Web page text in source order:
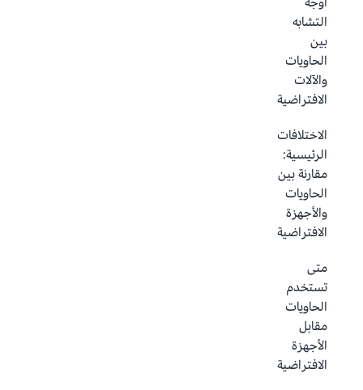
التشابه
بين
الحاويات
والآلات
الافتراضية
الاختلافات
الرئيسية:
مقارنة بين
الحاويات
والأجهزة
الافتراضية
متى
تستخدم
الحاويات
مقابل
الأجهزة
الافتراضية